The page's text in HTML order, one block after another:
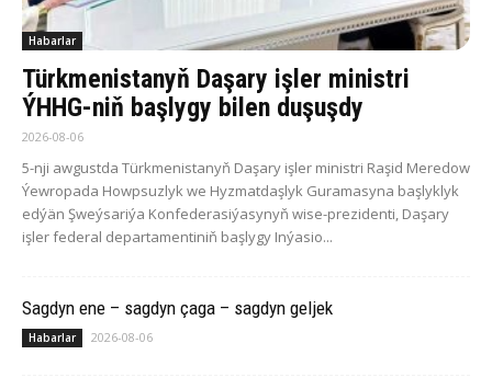
Habarlar
Türkmenistanyň Daşary işler ministri
ÝHHG-niň başlygy bilen duşuşdy
2026-08-06
5-nji awgustda Türkmenistanyň Daşary işler ministri Raşid Meredow
Ýewropada Howpsuzlyk we Hyzmatdaşlyk Guramasyna başlyklyk
edýän Şweýsariýa Konfederasiýasynyň wise-prezidenti, Daşary
işler federal departamentiniň başlygy Inýasio...
Sagdyn ene – sagdyn çaga – sagdyn geljek
Habarlar 2026-08-06